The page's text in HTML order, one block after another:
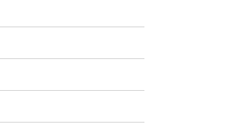
ふれたキズ等があ